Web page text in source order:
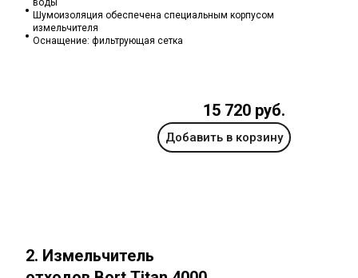
2. Измельчитель
Добавить в корзину
15 720 руб.
воды
Шумоизоляция обеспечена специальным корпусом
измельчителя
Оснащение: фильтрующая сетка